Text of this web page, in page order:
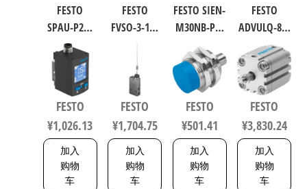
FESTO
SPAU-P2R-
W-G18FD-L-
PNLK-
PNVBA-M8U
数字压力
传感器 符
合EN 60947-
5-2 8001232
FESTO
¥1,026.13
加入
购物
车
FESTO
FVSO-3-1/8
化零部件
规格3 3877
FESTO
¥1,704.75
加入
购物
车
FESTO SIEN-
M30NB-PS-
S-L 电感式
接近传感
器 符合EN
60947-5-2
150443
FESTO
¥501.41
加入
购物
车
FESTO
ADVULQ-80-
60-A-P-A 紧
凑型抗扭
气缸 行程
60mm 缸径
80mm
156833
FESTO
¥3,830.24
加入
购物
车